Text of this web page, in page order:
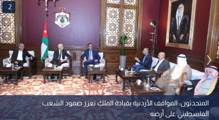
المتحدثون: المواقف الأردنية بقيادة الملك تعزز صمود الشعب
الفلسطيني على أرضه
2